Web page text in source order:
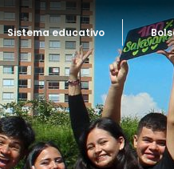
Sistema educativo